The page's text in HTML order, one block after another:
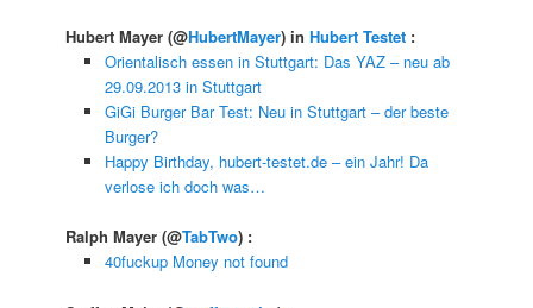
Hubert Mayer(@HubertMayer) inHubert Testet :
Orientalisch essen in Stuttgart: Das YAZ – neu ab
29.09.2013 in Stuttgart
GiGi Burger Bar Test: Neu in Stuttgart – der beste
Burger?
Happy Birthday, hubert-testet.de – ein Jahr! Da
verlose ich doch was…
Ralph Mayer(@TabTwo) :
40fuckup Money not found